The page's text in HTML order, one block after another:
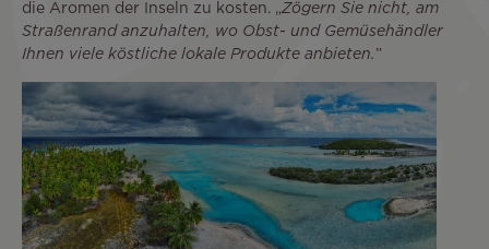
die Aromen der Inseln zu kosten. „Zögern Sie nicht, am
Straßenrand anzuhalten, wo Obst- und Gemüsehändler
Ihnen viele köstliche lokale Produkte anbieten. ”